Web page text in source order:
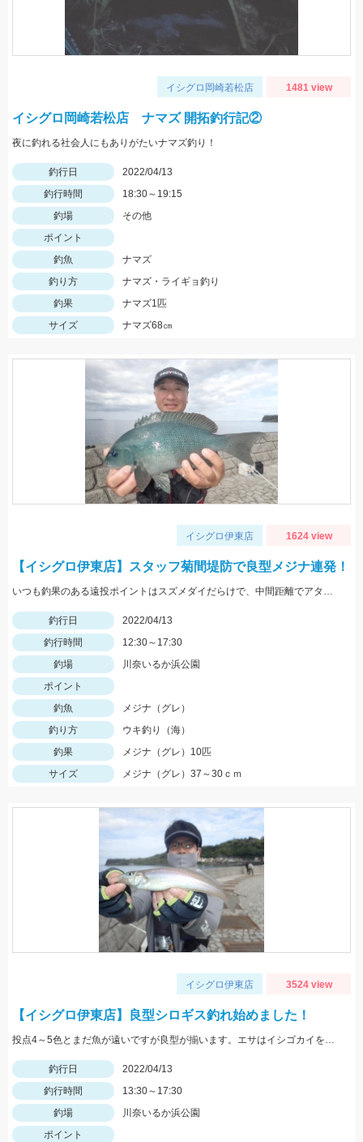
イシグロ岡崎若松店 1481 view
イシグロ岡崎若松店 ナマズ 開拓釣行記②
夜に釣れる社会人にもありがたいナマズ釣り！
釣行日
2022/04/13
釣行時間
18:30～19:15
釣場
その他
ポイント
釣魚
ナマズ
釣り方
ナマズ・ライギョ釣り
釣果
ナマズ1匹
サイズ
ナマズ68㎝
イシグロ伊東店 1624 view
【イシグロ伊東店】スタッフ菊間堤防で良型メジナ連発！
いつも釣果のある遠投ポイントはスズメダイだらけで、中間距離でアタリが出ました。
釣行日
2022/04/13
釣行時間
12:30～17:30
釣場
川奈いるか浜公園
ポイント
釣魚
メジナ（グレ）
釣り方
ウキ釣り（海）
釣果
メジナ（グレ）10匹
サイズ
メジナ（グレ）37～30ｃｍ
イシグロ伊東店 3524 view
【イシグロ伊東店】良型シロギス釣れ始めました！
投点4～5色とまだ魚が遠いですが良型が揃います。エサはイシゴカイを使用。
釣行日
2022/04/13
釣行時間
13:30～17:30
釣場
川奈いるか浜公園
ポイント